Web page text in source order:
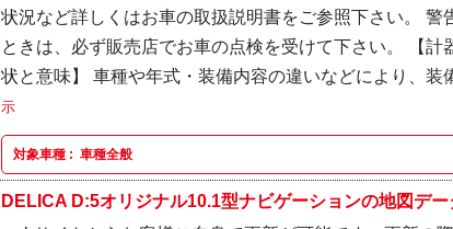
状況など詳しくはお車の取扱説明書をご参照下さい。 警
ときは、必ず販売店でお車の点検を受けて下さい。 【計
状と意味】 車種や年式・装備内容の違いなどにより、装
示
対象車種 : 車種全般
DELICA D:5オリジナル10.1型ナビゲーションの地図デー